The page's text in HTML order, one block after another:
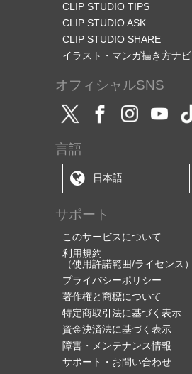
CLIP STUDIO TIPS
CLIP STUDIO ASK
CLIP STUDIO SHARE
イラスト・マンガ描き方ナビ
オフィシャルSNS
言語
日本語
サポート
このサービスについて
利用規約
（使用許諾範囲/ライセンス）
プライバシーポリシー
著作権と商標について
特定商取引法に基づく表示
資金決済法に基づく表示
障害・メンテナンス情報
サポート・お問い合わせ